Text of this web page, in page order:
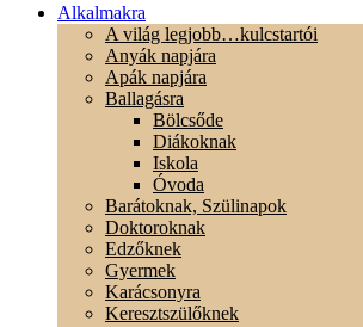
Alkalmakra
A világ legjobb…kulcstartói
Anyák napjára
Apák napjára
Ballagásra
Bölcsőde
Diákoknak
Iskola
Óvoda
Barátoknak, Szülinapok
Doktoroknak
Edzőknek
Gyermek
Karácsonyra
Keresztszülőknek